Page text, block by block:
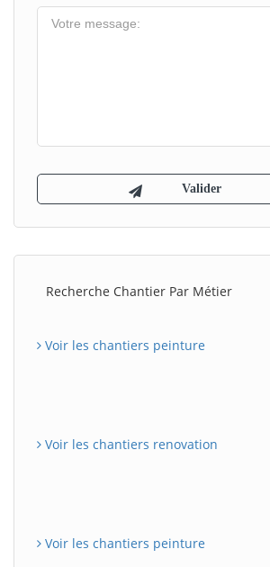
Recherche Chantier Par Métier
Voir les chantiers peinture
Voir les chantiers renovation
Voir les chantiers peinture